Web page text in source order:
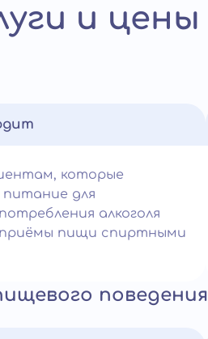
и цены
которые
для
алкоголя
пищи спиртными
поведения